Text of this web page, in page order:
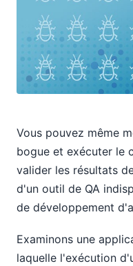
Vous pouvez même
bogue et exécuter le
valider les résultats
d'un outil de QA
de développement
Examinons une
laquelle l'exécution